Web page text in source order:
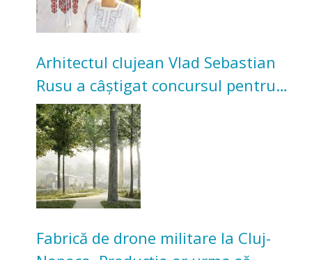
Arhitectul clujean Vlad Sebastian
Rusu a câștigat concursul pentru
transformarea Grădinii Casei
Universitarilor
Fabrică de drone militare la Cluj-